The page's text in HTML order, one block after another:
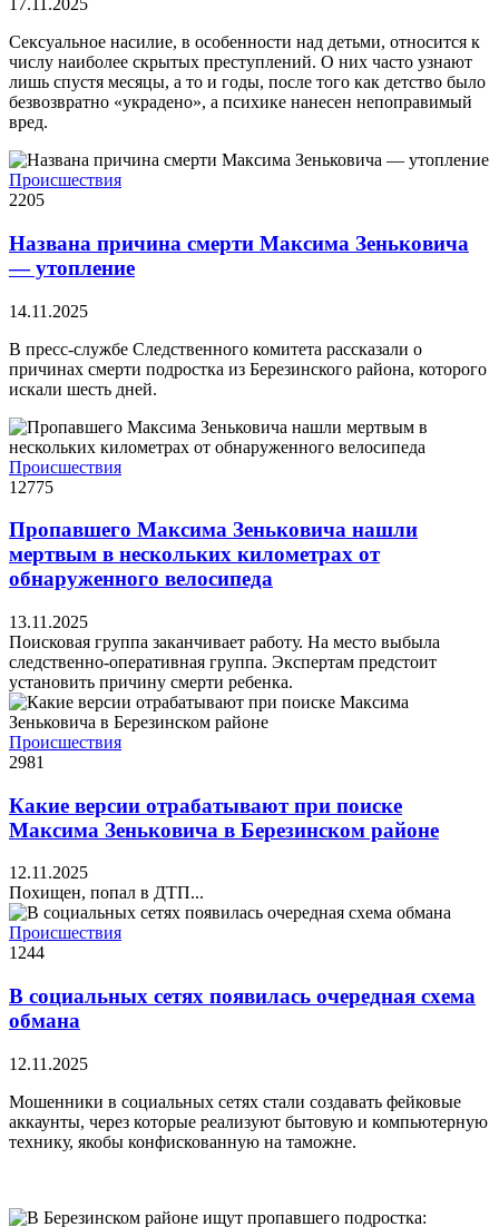
17.11.2025
Сексуальное насилие, в особенности над детьми, относится к
числу наиболее скрытых преступлений. О них часто узнают
лишь спустя месяцы, а то и годы, после того как детство было
безвозвратно «украдено», а психике нанесен непоправимый
вред.
Происшествия
2205
Названа причина смерти Максима Зеньковича
— утопление
14.11.2025
В пресс-службе Следственного комитета рассказали о
причинах смерти подростка из Березинского района, которого
искали шесть дней.
Происшествия
12775
Пропавшего Максима Зеньковича нашли
мертвым в нескольких километрах от
обнаруженного велосипеда
13.11.2025
Поисковая группа заканчивает работу. На место выбыла
следственно-оперативная группа. Экспертам предстоит
установить причину смерти ребенка.
Происшествия
2981
Какие версии отрабатывают при поиске
Максима Зеньковича в Березинском районе
12.11.2025
Похищен, попал в ДТП...
Происшествия
1244
В социальных сетях появилась очередная схема
обмана
12.11.2025
Мошенники в социальных сетях стали создавать фейковые
аккаунты, через которые реализуют бытовую и компьютерную
технику, якобы конфискованную на таможне.